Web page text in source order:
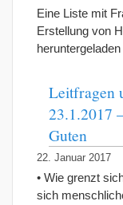
Eine Liste mit
Erstellung von
Leitfragen
23.1.2017
Guten
22. Januar 2017
• Wie grenzt
sich